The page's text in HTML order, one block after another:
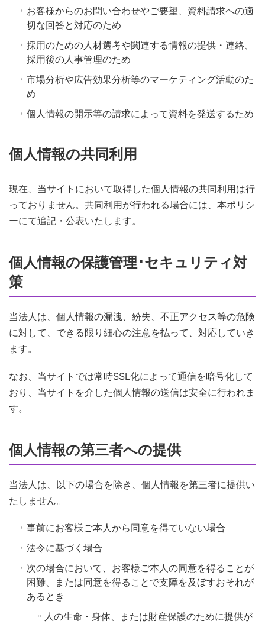
お客様からのお問い合わせやご要望、資料請求への適
切な回答と対応のため
採用のための人材選考や関連する情報の提供・連絡、
採用後の人事管理のため
市場分析や広告効果分析等のマーケティング活動のた
め
個人情報の開示等の請求によって資料を発送するため
個人情報の共同利用
現在、当サイトにおいて取得した個人情報の共同利用は行
っておりません。共同利用が行われる場合には、本ポリシ
ーにて追記・公表いたします。
個人情報の保護管理･セキュリティ対
策
当法人は、個人情報の漏洩、紛失、不正アクセス等の危険
に対して、できる限り細心の注意を払って、対応していき
ます。
なお、当サイトでは常時SSL化によって通信を暗号化して
おり、当サイトを介した個人情報の送信は安全に行われま
す。
個人情報の第三者への提供
当法人は、以下の場合を除き、個人情報を第三者に提供い
たしません。
事前にお客様ご本人から同意を得ていない場合
法令に基づく場合
次の場合において、お客様ご本人の同意を得ることが
困難、または同意を得ることで支障を及ぼすおそれが
あるとき
人の生命・身体、または財産保護のために提供が